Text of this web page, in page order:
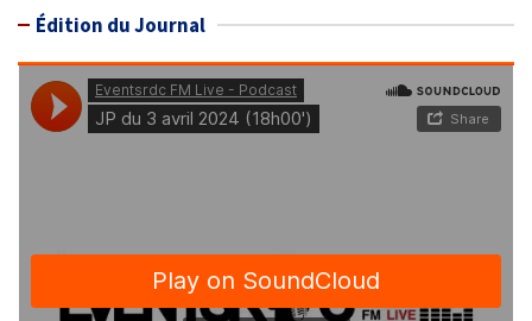
Édition du Journal